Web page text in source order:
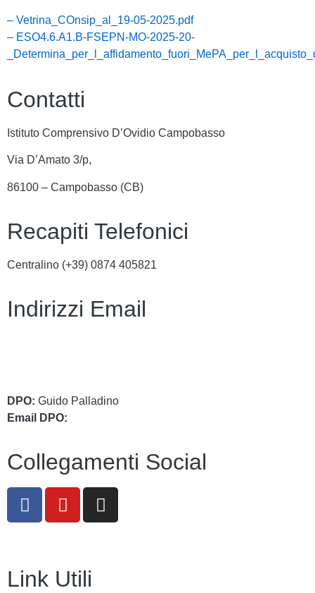
– Vetrina_COnsip_al_19-05-2025.pdf
– ESO4.6.A1.B-FSEPN-MO-2025-20-
Contatti
Istituto Comprensivo D’Ovidio Campobasso
Via D’Amato 3/p,
86100 – Campobasso (CB)
Recapiti Telefonici
Centralino (+39) 0874 405821
Indirizzi Email
DPO: Guido Palladino
Email DPO:
Collegamenti Social
Link Utili